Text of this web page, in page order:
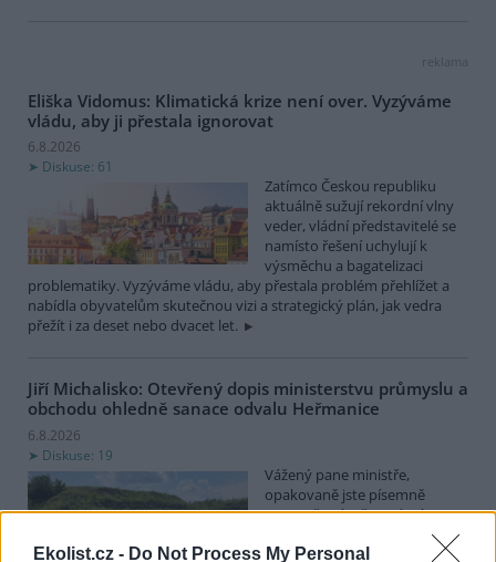
Ekolist.cz - Do Not Process My Personal
reklama
Eliška Vidomus: Klimatická krize není over. Vyzýváme
vládu, aby ji přestala ignorovat
6.8.2026
Diskuse: 61
Zatímco Českou republiku
aktuálně sužují rekordní vlny
veder, vládní představitelé se
namísto řešení uchylují k
výsměchu a bagatelizaci
problematiky. Vyzýváme vládu, aby přestala problém přehlížet a
nabídla obyvatelům skutečnou vizi a strategický plán, jak vedra
přežít i za deset nebo dvacet let.
Jiří Michalisko: Otevřený dopis ministerstvu průmyslu a
obchodu ohledně sanace odvalu Heřmanice
6.8.2026
Diskuse: 19
Vážený pane ministře,
opakovaně jste písemně
upozorňován, že vedení
státního podniku DIAMO (dále
jen DIAMO), při sanaci odvalu